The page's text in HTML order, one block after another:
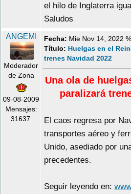
el hilo de Inglaterra
Saludos
ANGEMI
Moderador
de Zona
09-08-2009
Mensajes:
31637
Fecha: Mie Nov 14, 2022
Título: Huelgas en el
trenes Navidad 2022
Una ola de
paralizará
El caos regresa por
transportes aéreo y
Unido, asediado por
precedentes.
Seguir leyendo en: